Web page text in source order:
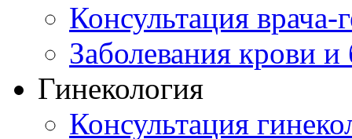
Консультация врача-
Заболевания крови и
Гинекология
Консультация